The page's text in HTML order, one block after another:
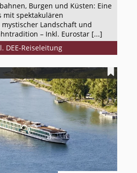
Burgen und Küsten: Eine
mit spektakulären
Landschaft und
– Inkl. Eurostar [...]
DEE-Reiseleitung